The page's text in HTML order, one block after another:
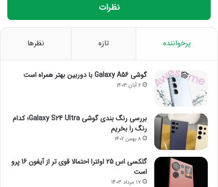
نظرات
پرخواننده تازه نظرها
گوشی Galaxy A56 با دوربین بهتر همراه است
6 آبان 1403
بررسی رنگ بندی گوشی Galaxy S24 Ultra؛ کدام
رنگ را بخریم
8 بهمن 1402
گلکسی اس 25 اولترا احتمالا قوی تر از آیفون 16 پرو
است
17 مرداد 1403